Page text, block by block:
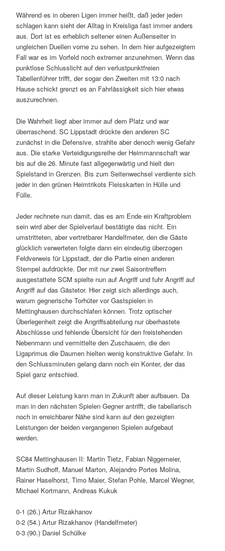
Während es in oberen Ligen immer heißt, daß jeder jeden
schlagen kann sieht der Alltag in Kreisliga fast immer anders
aus. Dort ist es erheblich seltener einen Außenseiter in
ungleichen Duellen vorne zu sehen. In dem hier aufgezeigtem
Fall war es im Vorfeld noch extremer anzunehmen. Wenn das
punktlose Schlusslicht auf den verlustpunktfreien
Tabellenführer trifft, der sogar den Zweiten mit 13:0 nach
Hause schickt grenzt es an Fahrlässigkeit sich hier etwas
auszurechnen.
Die Wahrheit liegt aber immer auf dem Platz und war
überraschend. SC Lippstadt drückte den anderen SC
zunächst in die Defensive, strahlte aber denoch wenig Gefahr
aus. Die starke Verteidigungsreihe der Heimmannschaft war
bis auf die 26. Minute fast allgegenwärtig und hielt den
Spielstand in Grenzen. Bis zum Seitenwechsel verdiente sich
jeder in den grünen Heimtrikots Fleisskarten in Hülle und
Fülle.
Jeder rechnete nun damit, das es am Ende ein Kraftproblem
sein wird aber der Spielverlauf bestätigte das nicht. Ein
umstritteten, aber vertretbarer Handelfmeter, den die Gäste
glücklich verwerteten folgte dann ein eindeutig überzogen
Feldverweis für Lippstadt, der die Partie einen anderen
Stempel aufdrückte. Der mit nur zwei Saisontreffern
ausgestattete SCM spielte nun auf Angriff und fuhr Angriff auf
Angriff auf das Gästetor. Hier zeigt sich allerdings auch,
warum gegnerische Torhüter vor Gastspielen in
Mettinghausen durchschlafen können. Trotz optischer
Überlegenheit zeigt die Angriffsabteilung nur überhastete
Abschlüsse und fehlende Übersicht für den freistehenden
Nebenmann und vermittelte den Zuschauern, die den
Ligaprimus die Daumen hielten wenig konstruktive Gefahr. In
den Schlussminuten gelang dann noch ein Konter, der das
Spiel ganz entschied.
Auf dieser Leistung kann man in Zukunft aber aufbauen. Da
man in den nächsten Spielen Gegner antrifft, die tabellarisch
noch in erreichbarer Nähe sind kann auf den gezeigten
Leistungen der beiden vergangenen Spielen aufgebaut
werden.
SC84 Mettinghausen II: Martin Tietz, Fabian Niggemeier,
Martin Sudhoff, Manuel Marton, Alejandro Portes Molina,
Rainer Haselhorst, Timo Maier, Stefan Pohle, Marcel Wegner,
Michael Kortmann, Andreas Kukuk
0-1 (26.) Artur Rizakhanov
0-2 (54.) Artur Rizakhanov (Handelfmeter)
0-3 (90.) Daniel Schülke